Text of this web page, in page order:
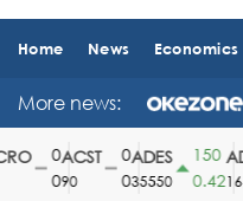
Home News Economics
More news:
ACST
90
ADES
35550
150
0.42164